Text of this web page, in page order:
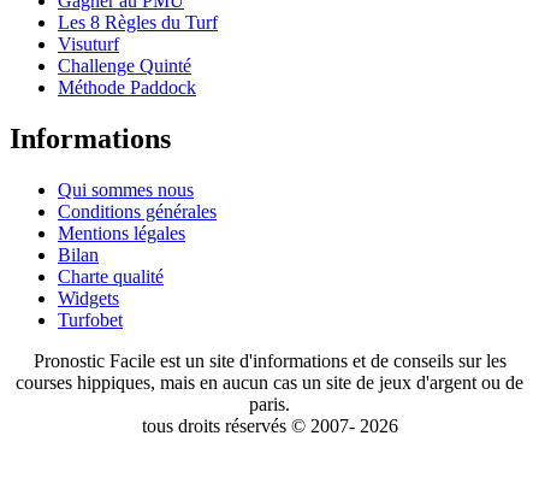
Les 8 Règles du Turf
Visuturf
Challenge Quinté
Méthode Paddock
Informations
Qui sommes nous
Conditions générales
Mentions légales
Bilan
Charte qualité
Widgets
Turfobet
Pronostic Facile est un site d'informations et de conseils sur les
courses hippiques, mais en aucun cas un site de jeux d'argent ou de
paris.
tous droits réservés © 2007- 2026